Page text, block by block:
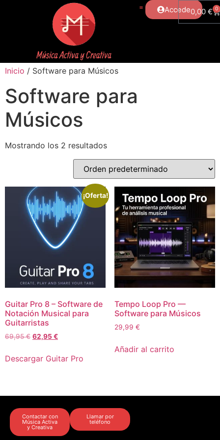
Accede0,00 € 0
Inicio / Software para Músicos
Software para
Músicos
Mostrando los 2 resultados
¡Oferta!
Guitar Pro 8 – Software de
Notación Musical para
Guitarristas
69,95€ 62,95€
Descargar Guitar Pro
Tempo Loop Pro —
Software para Músicos
29,99 €
Añadir al carrito
Contactar con
Música Activa
y Creativa
Llamar por
teléfono